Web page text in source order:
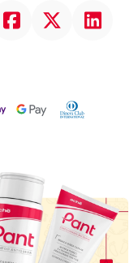
Twitter Linkedin
Google PayDiners Club